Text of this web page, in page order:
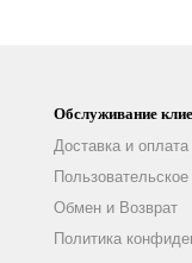
Обслуживание
Доставка и оплата
Обмен и Возврат
Политика